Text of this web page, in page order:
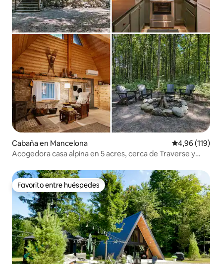
Cabaña en Mancelona Calificación
4,96 (119)
Acogedora casa alpina en 5 acres, cerca de Traverse y
Favorito entre huéspedes
Favorito entre huéspedes